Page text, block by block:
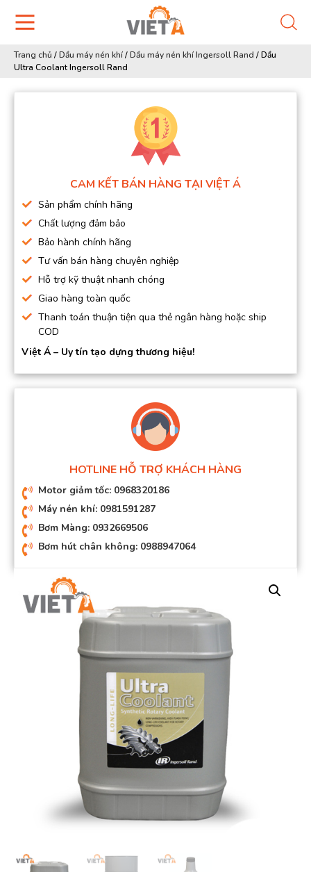
Trang chủ /Dầu máy nén khí/Dầu máy nén khí Ingersoll Rand /Dầu
Ultra Coolant Ingersoll Rand
CAM KẾT BÁN HÀNG TẠI VIỆT Á
Sản phẩm chính hãng
Chất lượng đảm bảo
Bảo hành chính hãng
Tư vấn bán hàng chuyên nghiệp
Hỗ trợ kỹ thuật nhanh chóng
Giao hàng toàn quốc
Thanh toán thuận tiện qua thẻ ngân hàng hoặc ship
COD
Việt Á – Uy tín tạo dựng thương hiệu!
HOTLINE HỖ TRỢ KHÁCH HÀNG
Motor giảm tốc: 0968320186
Máy nén khí: 0981591287
Bơm Màng: 0932669506
Bơm hút chân không: 0988947064